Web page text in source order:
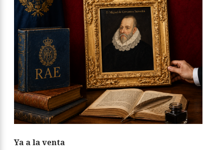
Ya a la venta